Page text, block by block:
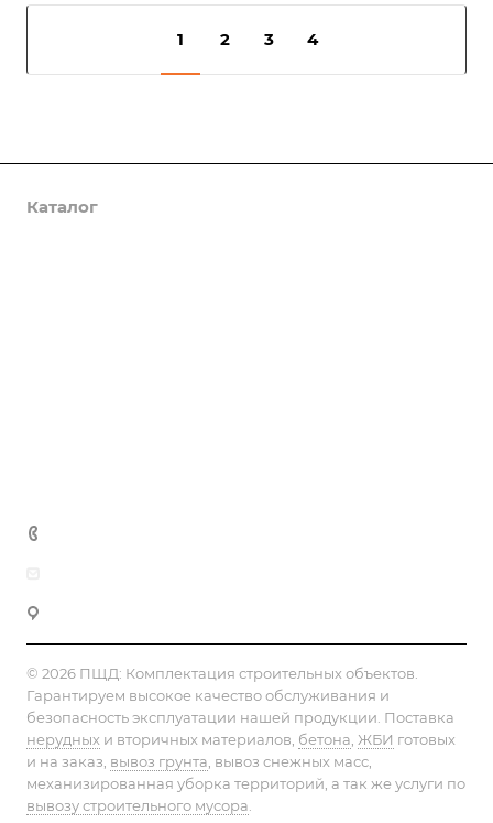
1 2 3 4
Каталог
© 2026 ПЩД: Комплектация строительных объектов
Гарантируем высокое качество обслуживания и
безопасность эксплуатации нашей продукции. Поставка
нерудных и вторичных материалов, бетона ЖБИ готовых
и на заказ, вывоз грунта , вывоз снежных масс,
механизированная уборка территорий, а так же услуги по
вывозу строительного мусора